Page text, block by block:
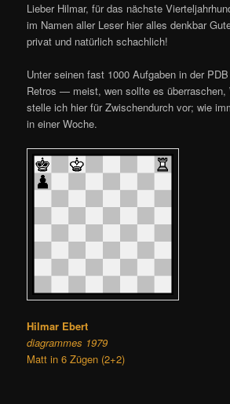
Lieber Hilmar, für das nächste
im Namen aller Leser hier alles denkbar
privat und natürlich schachlich!
Unter seinen fast 1000 Aufgaben in der
Retros — meist, wen sollte es überraschen,
stelle ich hier für Zwischendurch vor; wie
in einer Woche.
Hilmar Ebert
diagrammes 1979
Matt in 6 Zügen (2+2)